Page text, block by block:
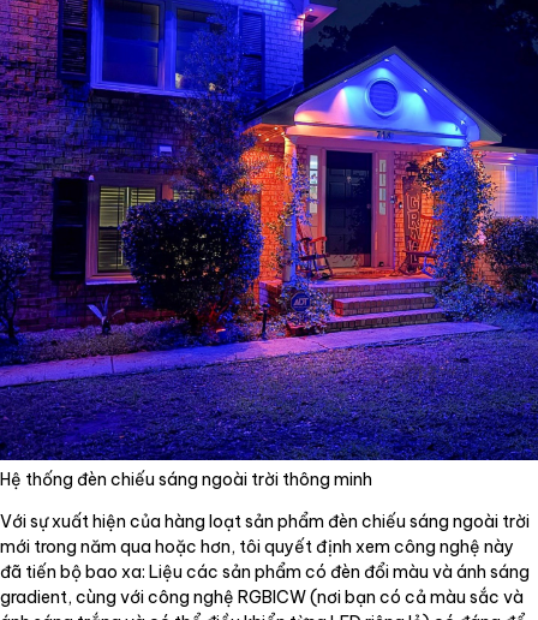
Hệ thống đèn chiếu sáng ngoài trời thông minh
Với sự xuất hiện của hàng loạt sản phẩm đèn chiếu sáng ngoài trời
mới trong năm qua hoặc hơn, tôi quyết định xem công nghệ này
đã tiến bộ bao xa: Liệu các sản phẩm có đèn đổi màu và ánh sáng
gradient, cùng với công nghệ RGBICW (nơi bạn có cả màu sắc và